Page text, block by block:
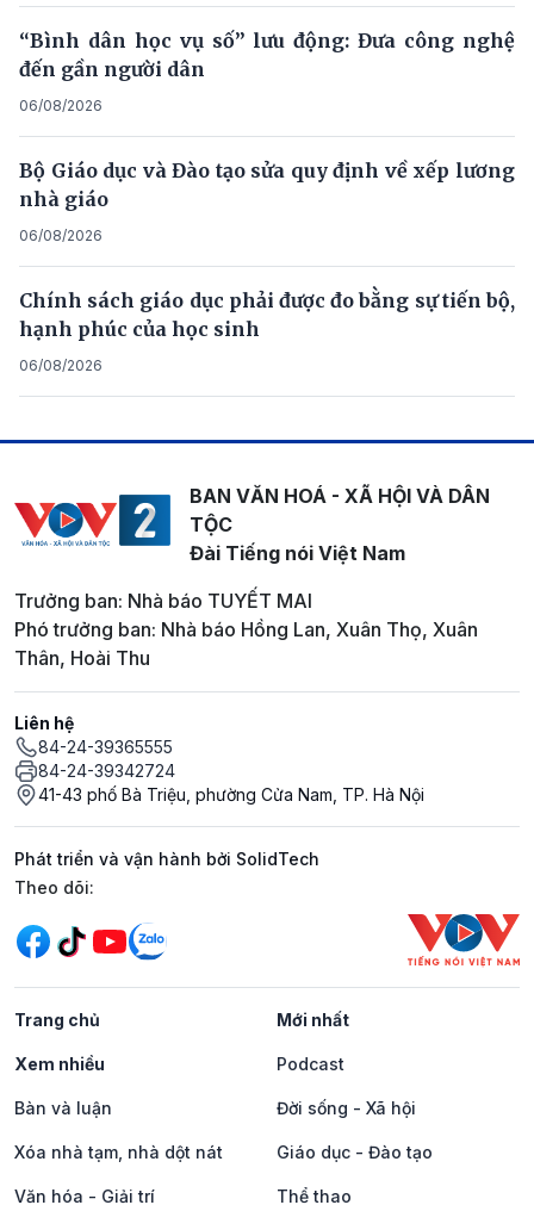
“Bình dân học vụ số” lưu động: Đưa công nghệ
đến gần người dân
06/08/2026
Bộ Giáo dục và Đào tạo sửa quy định về xếp lương
nhà giáo
06/08/2026
Chính sách giáo dục phải được đo bằng sự tiến bộ,
hạnh phúc của học sinh
06/08/2026
BAN VĂN HOÁ - XÃ HỘI VÀ DÂN
TỘC
Đài Tiếng nói Việt Nam
Trưởng ban: Nhà báo TUYẾT MAI
Phó trưởng ban: Nhà báo Hồng Lan, Xuân Thọ, Xuân
Thân, Hoài Thu
Liên hệ
84-24-39365555
84-24-39342724
41-43 phố Bà Triệu, phường Cửa Nam, TP. Hà Nội
Phát triển và vận hành bởi SolidTech
Mạng xã hội
Theo dõi:
Trang chủ Mới nhất
Xem nhiều Podcast
Bàn và luận Đời sống - Xã hội
Xóa nhà tạm, nhà dột nát Giáo dục - Đào tạo
Văn hóa - Giải trí Thể thao